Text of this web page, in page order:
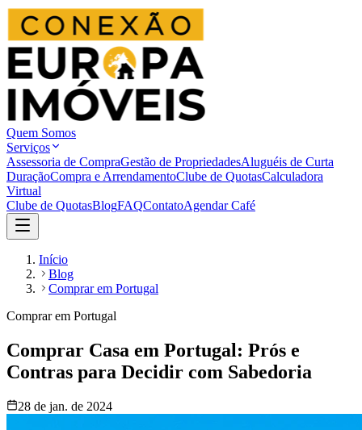
Quem Somos
Serviços
Assessoria de CompraGestão de PropriedadesAluguéis de Curta
DuraçãoCompra e ArrendamentoClube de QuotasCalculadora
Virtual
Clube de QuotasBlogFAQContatoAgendar Café
Início
Blog
Comprar em Portugal
Comprar em Portugal
Comprar Casa em Portugal: Prós e
Contras para Decidir com Sabedoria
28 de jan. de 2024